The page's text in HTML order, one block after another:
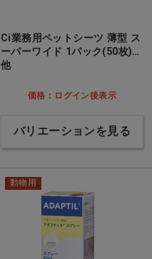
Ci業務用ペットシーツ 薄型 ス
ーパーワイド 1パック(50枚)…
他
価格：ログイン後表示
バリエーションを見る
動物用